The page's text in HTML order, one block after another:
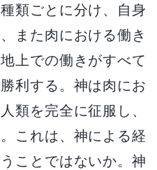
類ごとに分け、自身
また肉における働き
上での働きがすべて
利する。神は肉にお
類を完全に征服し、
これは、神による経
ことではないか。神